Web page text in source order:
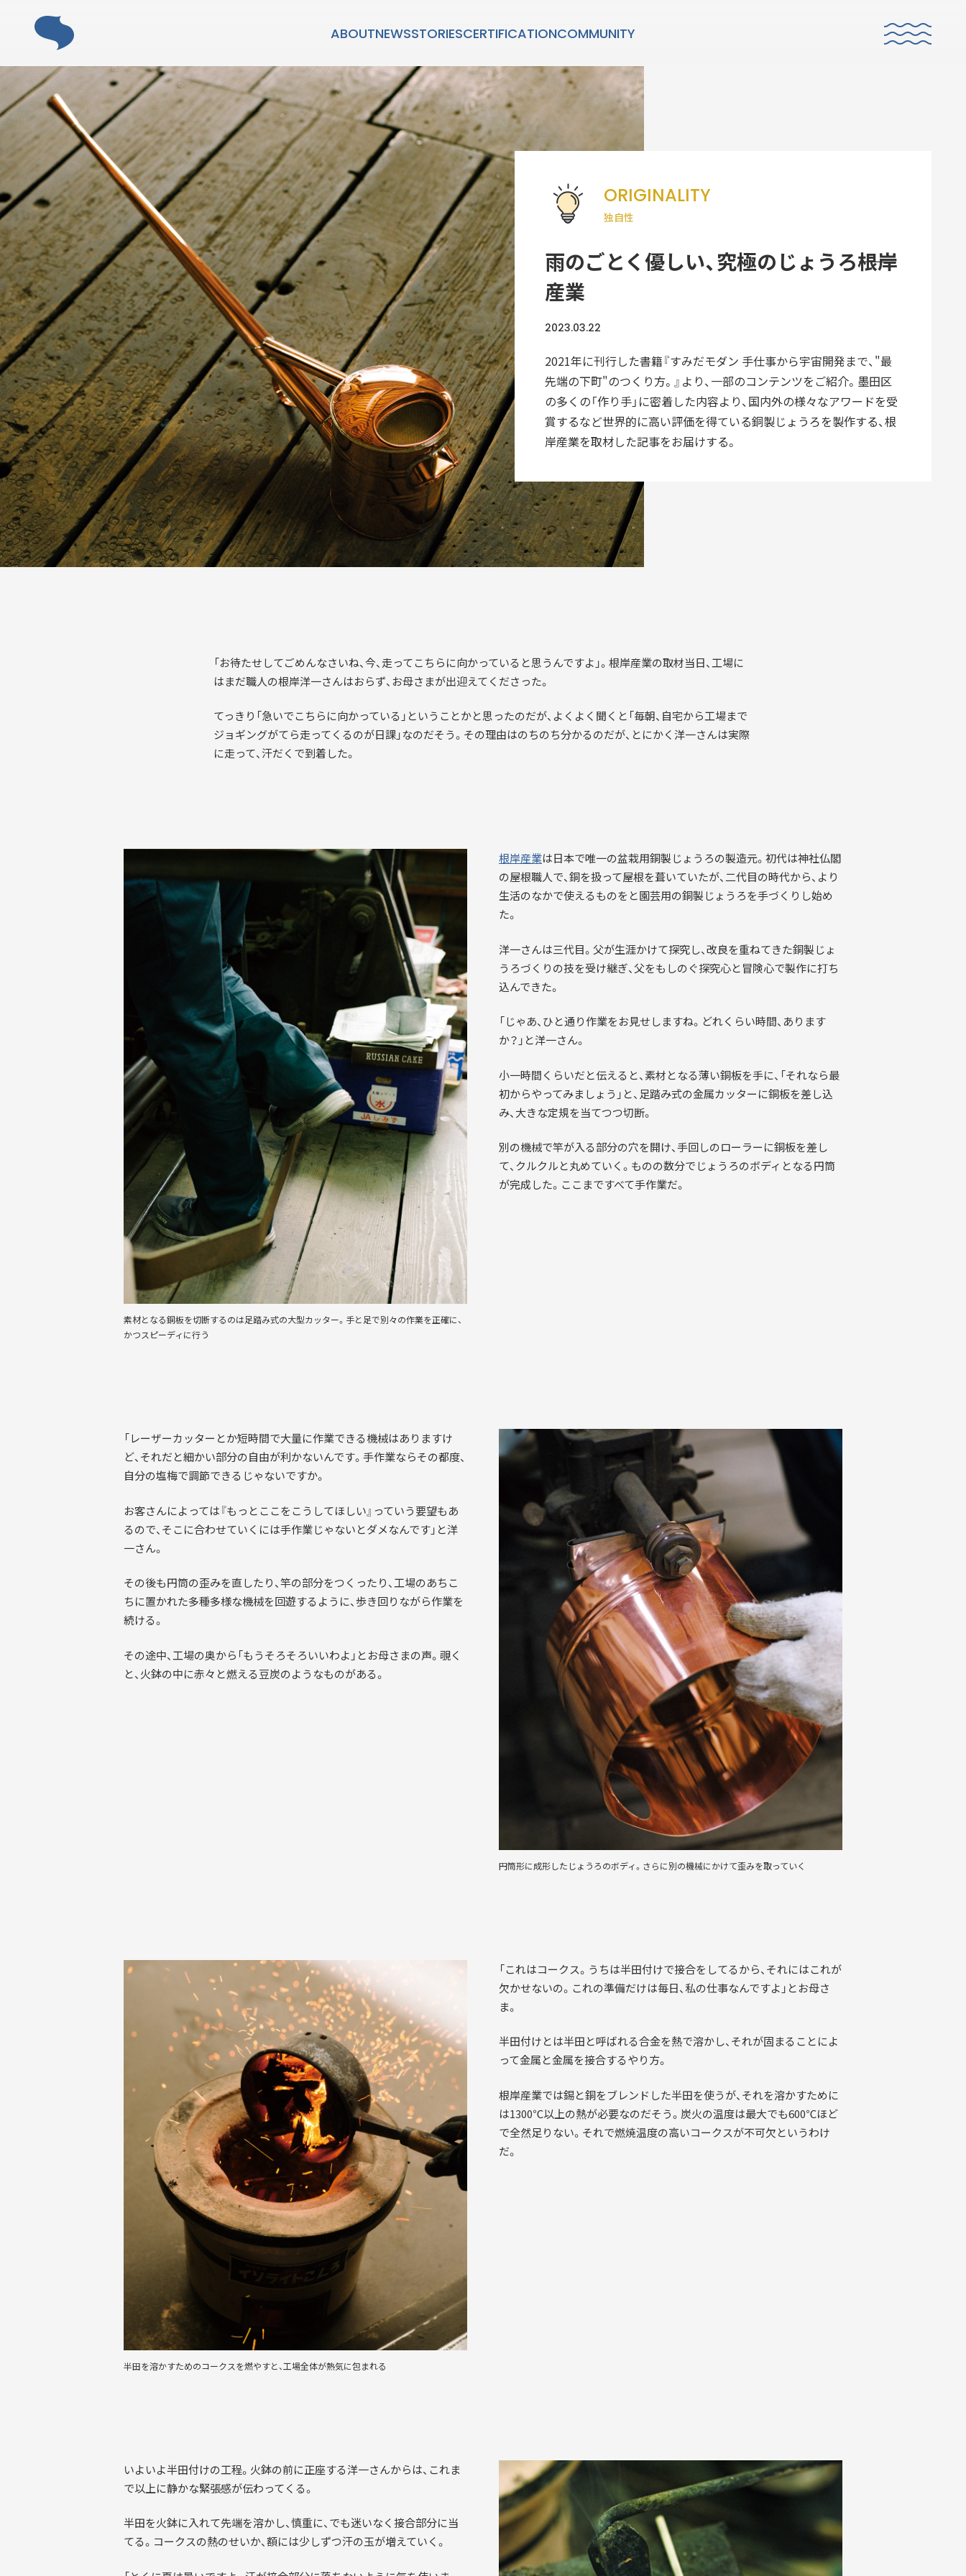
ABOUTNEWSSTORIESCERTIFICATIONCOMMUNITY
ABOUT
「すみだモダン」とは？
ACTIVITY 「すみだモダン」の主な活動
つながる パートナーシップ連携
つくる フラッグシップ商品開発
つたえる ブランドコミュニケーション展開
台湾・千葉大学連携
LEARN MORE 「すみだモダン」をもっと知る
HISTORY
「すみだモダン」の成り立ちと現在地
「すみだモダン」ブランド認証商品
2010-2018
「すみだモダン」ブランド認証飲食店メニュー
STORIES
SUSTAINABLE
独自性 多様性
VISION
構想
LEARNING
育成
HISTORY
KEYWORDS
フラッグシップ商品開発
SDGs コラボレーター
ORIGINALITY
独自性
雨のごとく優しい、究極のじょうろ――根岸
産業
2023.03.22
2021年に刊行した書籍『すみだモダン 手仕事から宇宙開発まで、"最
先端の下町"のつくり方。』より、一部のコンテンツをご紹介。墨田区
の多くの「作り手」に密着した内容より、国内外の様々なアワードを受
賞するなど世界的に高い評価を得ている銅製じょうろを製作する、根
岸産業を取材した記事をお届けする。
「お待たせしてごめんなさいね、今、走ってこちらに向かっていると思うんですよ」。根岸産業の取材当日、工場に
はまだ職人の根岸洋一さんはおらず、お母さまが出迎えてくださった。
てっきり「急いでこちらに向かっている」ということかと思ったのだが、よくよく聞くと「毎朝、自宅から工場まで
ジョギングがてら走ってくるのが日課」なのだそう。その理由はのちのち分かるのだが、とにかく洋一さんは実際
に走って、汗だくで到着した。
素材となる銅板を切断するのは足踏み式の大型カッター。手と足で別々の作業を正確に、
かつスピーディに行う
根岸産業は日本で唯一の盆栽用銅製じょうろの製造元。初代は神社仏閣
の屋根職人で、銅を扱って屋根を葺いていたが、二代目の時代から、より
生活のなかで使えるものをと園芸用の銅製じょうろを手づくりし始め
た。
洋一さんは三代目。父が生涯かけて探究し、改良を重ねてきた銅製じょ
うろづくりの技を受け継ぎ、父をもしのぐ探究心と冒険心で製作に打ち
込んできた。
「じゃあ、ひと通り作業をお見せしますね。どれくらい時間、あります
か？」と洋一さん。
小一時間くらいだと伝えると、素材となる薄い銅板を手に、「それなら最
初からやってみましょう」と、足踏み式の金属カッターに銅板を差し込
み、大きな定規を当てつつ切断。
別の機械で竿が入る部分の穴を開け、手回しのローラーに銅板を差し
て、クルクルと丸めていく。ものの数分でじょうろのボディとなる円筒
が完成した。ここまですべて手作業だ。
円筒形に成形したじょうろのボディ。さらに別の機械にかけて歪みを取っていく
「レーザーカッターとか短時間で大量に作業できる機械はありますけ
ど、それだと細かい部分の自由が利かないんです。手作業ならその都度、
自分の塩梅で調節できるじゃないですか。
お客さんによっては『もっとここをこうしてほしい』っていう要望もあ
るので、そこに合わせていくには手作業じゃないとダメなんです」と洋
一さん。
その後も円筒の歪みを直したり、竿の部分をつくったり、工場のあちこ
ちに置かれた多種多様な機械を回遊するように、歩き回りながら作業を
続ける。
その途中、工場の奥から「もうそろそろいいわよ」とお母さまの声。覗く
と、火鉢の中に赤々と燃える豆炭のようなものがある。
半田を溶かすためのコークスを燃やすと、工場全体が熱気に包まれる
「これはコークス。うちは半田付けで接合をしてるから、それにはこれが
欠かせないの。これの準備だけは毎日、私の仕事なんですよ」とお母さ
ま。
半田付けとは半田と呼ばれる合金を熱で溶かし、それが固まることによ
って金属と金属を接合するやり方。
根岸産業では錫と銅をブレンドした半田を使うが、それを溶かすために
は1300℃以上の熱が必要なのだそう。炭火の温度は最大でも600℃ほど
で全然足りない。それで燃焼温度の高いコークスが不可欠というわけ
だ。
いよいよ半田付けの工程。火鉢の前に正座する洋一さんからは、これま
で以上に静かな緊張感が伝わってくる。
半田を火鉢に入れて先端を溶かし、慎重に、でも迷いなく接合部分に当
てる。コークスの熱のせいか、額には少しずつ汗の玉が増えていく。